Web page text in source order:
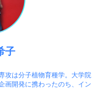
子
攻は分子植物育種学。大学院
画開発に携わったのち、イン